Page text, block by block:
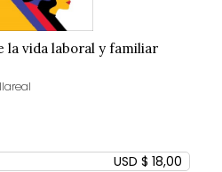
la vida laboral y familiar
USD $ 18,00